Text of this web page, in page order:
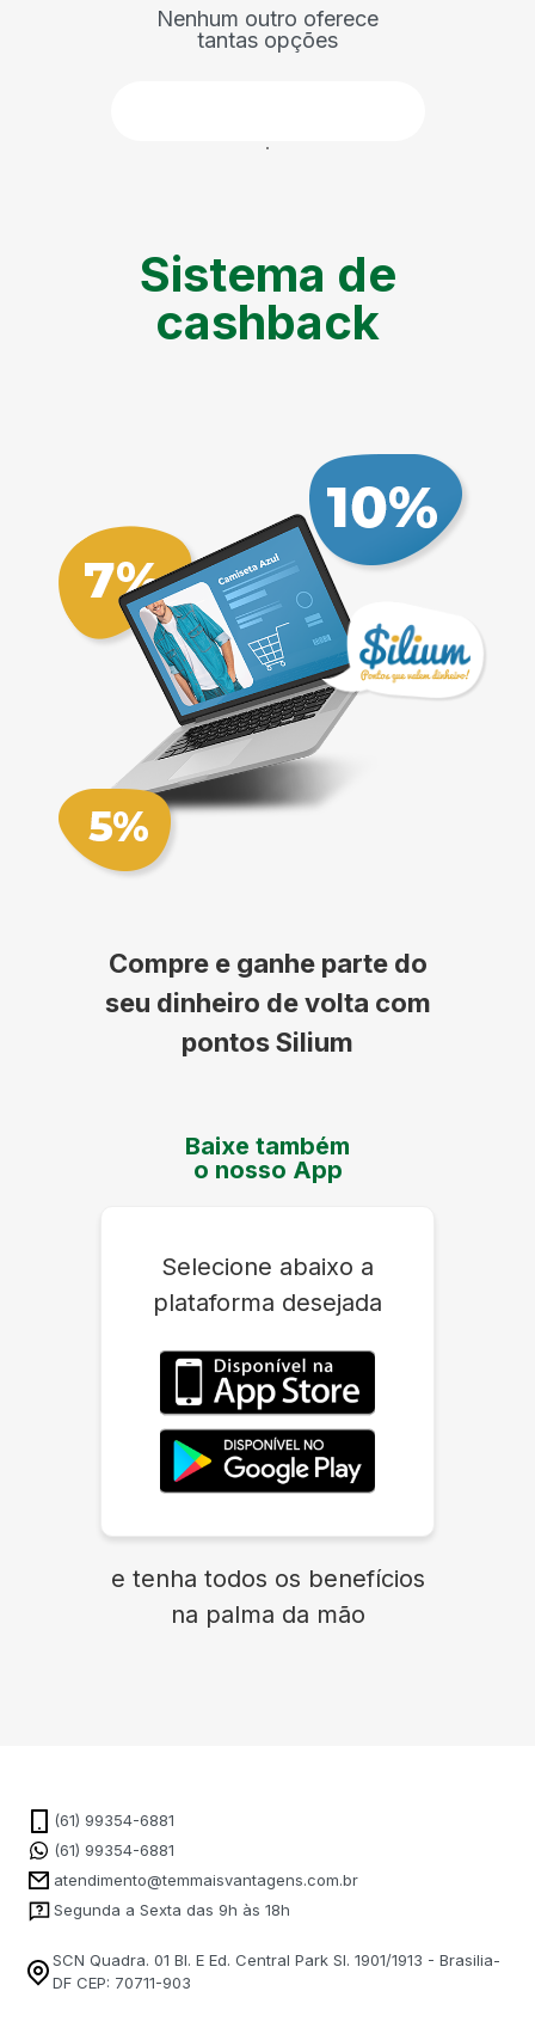
Nenhum outro oferece
tantas opções
Sistema de
cashback
Compre e ganhe parte do
seu dinheiro de volta com
pontos Silium
Baixe também
o nosso App
e tenha todos os benefícios
na palma da mão
Selecione abaixo a
plataforma desejada
(61) 99354-6881
(61) 99354-6881
atendimento@temmaisvantagens.com.br
Segunda a Sexta das 9h às 18h
SCN Quadra. 01 Bl. E Ed. Central Park Sl. 1901/1913 - Brasilia-
DF CEP: 70711-903